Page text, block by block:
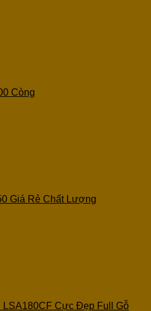
Còng
Giá Rẻ Chất Lượng
Cực Đẹp Full Gỗ